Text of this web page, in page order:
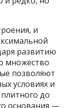
и
развитию
множество
позволяют
условиях и
до
основания —